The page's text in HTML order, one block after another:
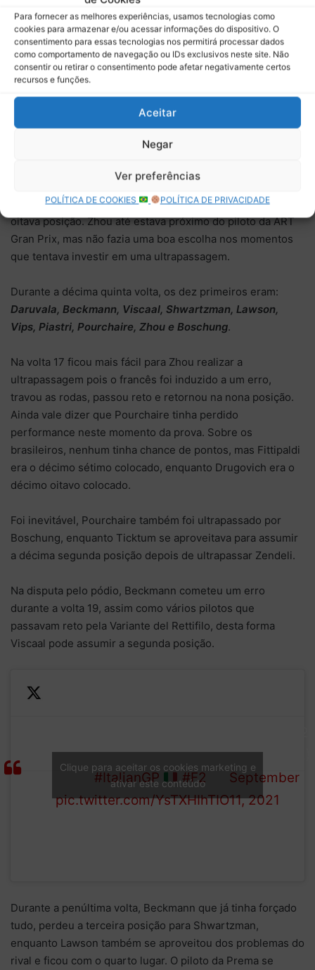
Para fornecer as melhores experiências, usamos tecnologias como
cookies para armazenar e/ou acessar informações do dispositivo. O
consentimento para essas tecnologias nos permitirá processar dados
como comportamento de navegação ou IDs exclusivos neste site. Não
consentir ou retirar o consentimento pode afetar negativamente certos
recursos e funções.
Aceitar
Negar
Ver preferências
POLÍTICA DE COOKIES POLÍTICA DE PRIVACIDADE
Duas voltas depois, Viscaal e Beckmann batalhavam lado a
lado pela segunda posição. Neste mesmo momento Roy
Nissany foi punido com cinco segundos por não ter
respeitado as instruções da direção.
Muitos incidentes eram investigados ao longo das
corridas. Piastri assumiu a sétima posição na décima
quarta volta, enquanto Pourchaire teve que ficar com a
oitava posição. Zhou até estava próximo do piloto da ART
Gran Prix, mas não fazia uma boa escolha nos momentos
que tentava investir em uma ultrapassagem.
Durante a décima quinta volta, os dez primeiros eram:
Daruvala, Beckmann, Viscaal, Shwartzman, Lawson,
Vips, Piastri, Pourchaire, Zhou e Boschung.
Na volta 17 ficou mais fácil para Zhou realizar a
ultrapassagem pois o francês foi induzido a um erro,
travou as rodas, passou reto e retornou na nona posição.
Ainda vale dizer que Pourchaire tinha perdido
performance neste momento da prova. Sobre os
brasileiros, nenhum tinha chance de pontos, mas Fittipaldi
era o décimo sétimo colocado, enquanto Drugovich era o
décimo oitavo colocado.
Foi inevitável, Pourchaire também foi ultrapassado por
Boschung, enquanto Ticktum se aproveitava para assumir
a décima segunda posição depois de ultrapassar Zendeli.
Na disputa pelo pódio, Beckmann cometeu um erro
durante a volta 19, assim como vários pilotos que
passavam reto pela Variante del Rettifilo, desta forma
Viscaal pode assumir a segunda posição.
Viscaal takes second
place!#ItalianGP
#F2
pic.twitter.com/YsTXHIhTIO
(@Formula2)
September
11, 2021
Clique para aceitar os cookies marketing e
ativar este conteúdo
Durante a penúltima volta, Beckmann que já tinha forçado
tudo, perdeu a terceira posição para Shwartzman,
enquanto Lawson também se aproveitou dos problemas do
rival e ficou com o quarto lugar. O piloto da Prema se